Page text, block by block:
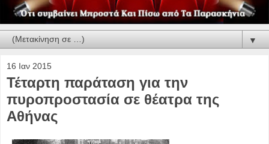
▼
16 Ιαν 2015
Τέταρτη παράταση για την
πυροπροστασία σε θέατρα της
Αθήνας